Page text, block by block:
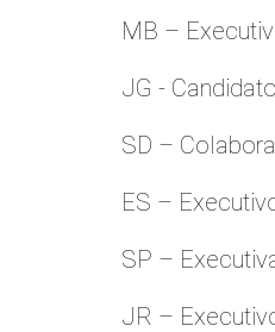
MB –
JG -
SD –
ES –
SP –
JR –